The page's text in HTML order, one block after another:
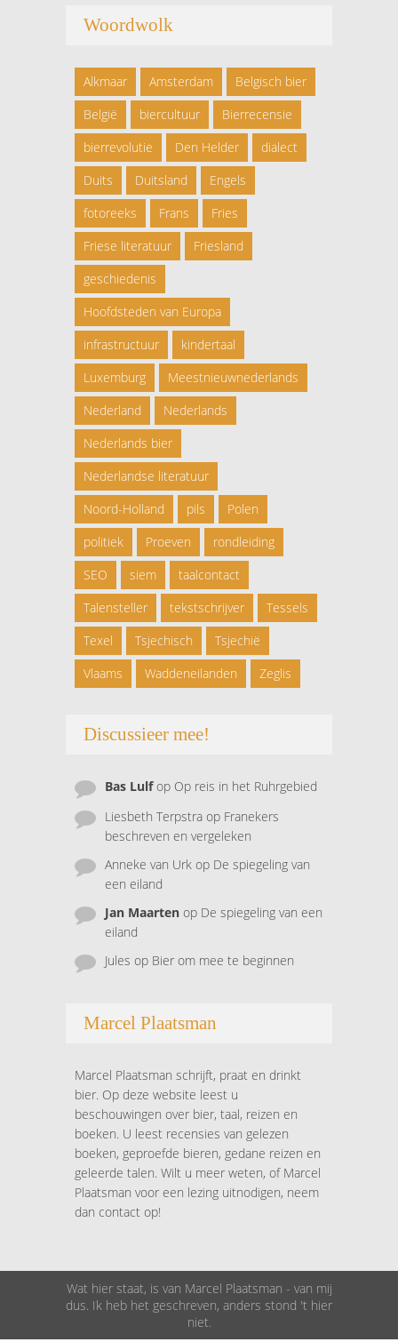
Woordwolk
Alkmaar Amsterdam
Belgisch bier
België
biercultuur
Bierrecensie
bierrevolutie
Den Helder
dialect
Duits
Duitsland
Engels
fotoreeks
Frans
Fries
Friese literatuur
Friesland
geschiedenis
Hoofdsteden van Europa
infrastructuur
kindertaal
Luxemburg
Meestnieuwnederlands
Nederland
Nederlands
Nederlands bier
Nederlandse literatuur
Noord-Holland
pils
Polen
politiek
Proeven
rondleiding
SEO
siem
taalcontact
Talensteller
tekstschrijver
Tessels
Texel
Tsjechisch
Tsjechië
Vlaams
Waddeneilanden Zeglis
Discussieer mee!
Bas Lulfop Op reis in het Ruhrgebied
Liesbeth Terpstra op Franekers
beschreven en vergeleken
Anneke van Urk op De spiegeling van
een eiland
Jan Maarten op De spiegeling van een
eiland
Jules op Bier om mee te beginnen
Marcel Plaatsman
Marcel Plaatsman schrijft, praat en drinkt
bier. Op deze website leest u
beschouwingen over bier, taal, reizen en
boeken. U leest recensies van gelezen
boeken, geproefde bieren, gedane reizen en
geleerde talen. Wilt u meer weten, of Marcel
Plaatsman voor een lezing uitnodigen, neem
dan contact op!
Wat hier staat, is van Marcel Plaatsman - van mij
dus. Ik heb het geschreven, anders stond 't hier
niet.